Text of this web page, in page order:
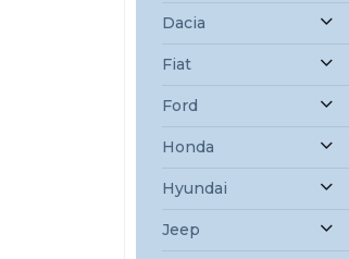
Dacia
Fiat
Ford
Honda
Hyundai
Jeep